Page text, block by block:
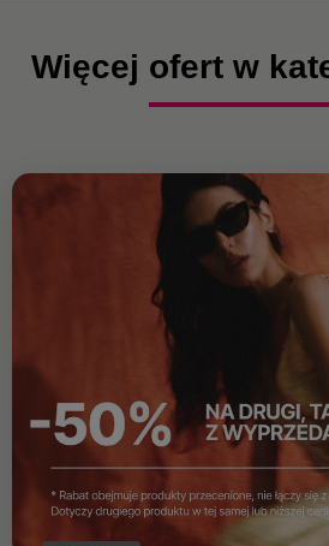
Więcej ofert w